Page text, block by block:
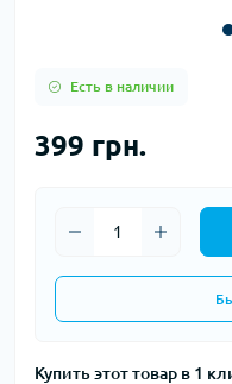
Есть в наличии
399 грн.
Купить этот товар в 1